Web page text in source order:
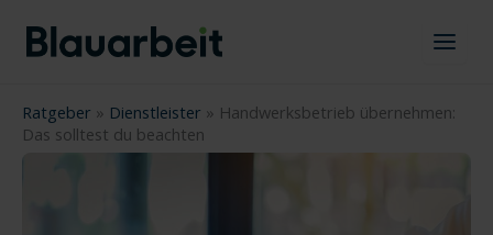
Inhalt
springen
Ratgeber » Dienstleister » Handwerksbetrieb übernehmen:
Das solltest du beachten